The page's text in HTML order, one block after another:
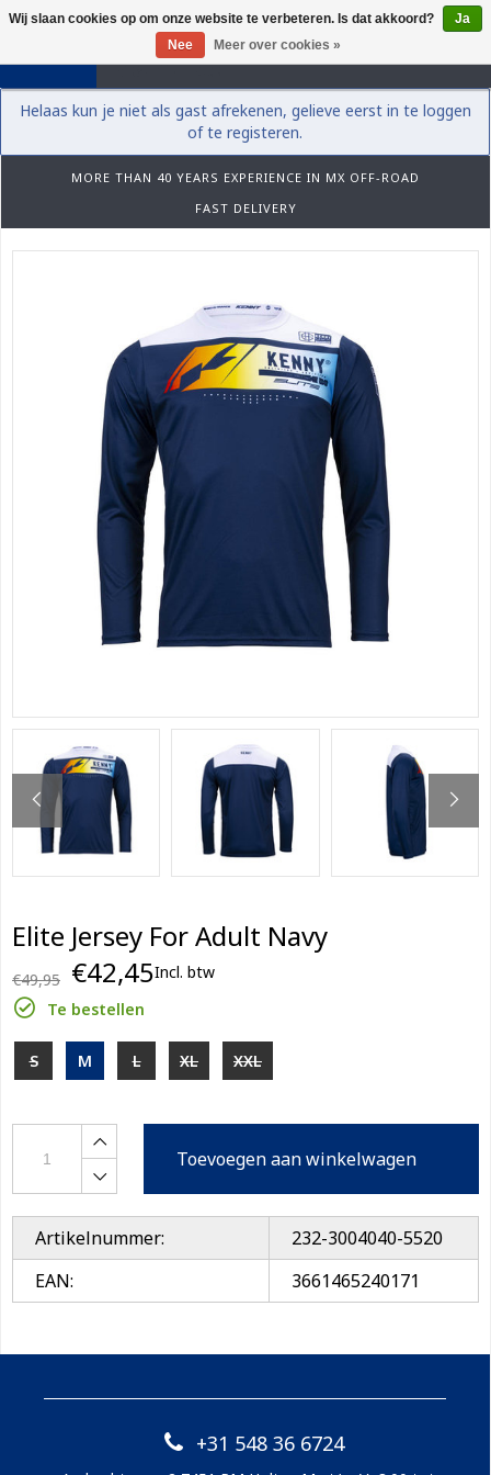
0
Helaas kun je niet als gast afrekenen, gelieve eerst in te loggen
of te registeren.
MORE THAN 40 YEARS EXPERIENCE IN MX OFF-ROAD
FAST DELIVERY
Elite Jersey For Adult Navy
€49,95 €42,45Incl. btw
Te bestellen
S M L XL XXL
Toevoegen aan winkelwagen
Artikelnummer:
232-3004040-5520
EAN:
3661465240171
+31 548 36 6724
Wij slaan cookies op om onze website te verbeteren. Is dat akkoord?
Ja
Nee
Meer over cookies »